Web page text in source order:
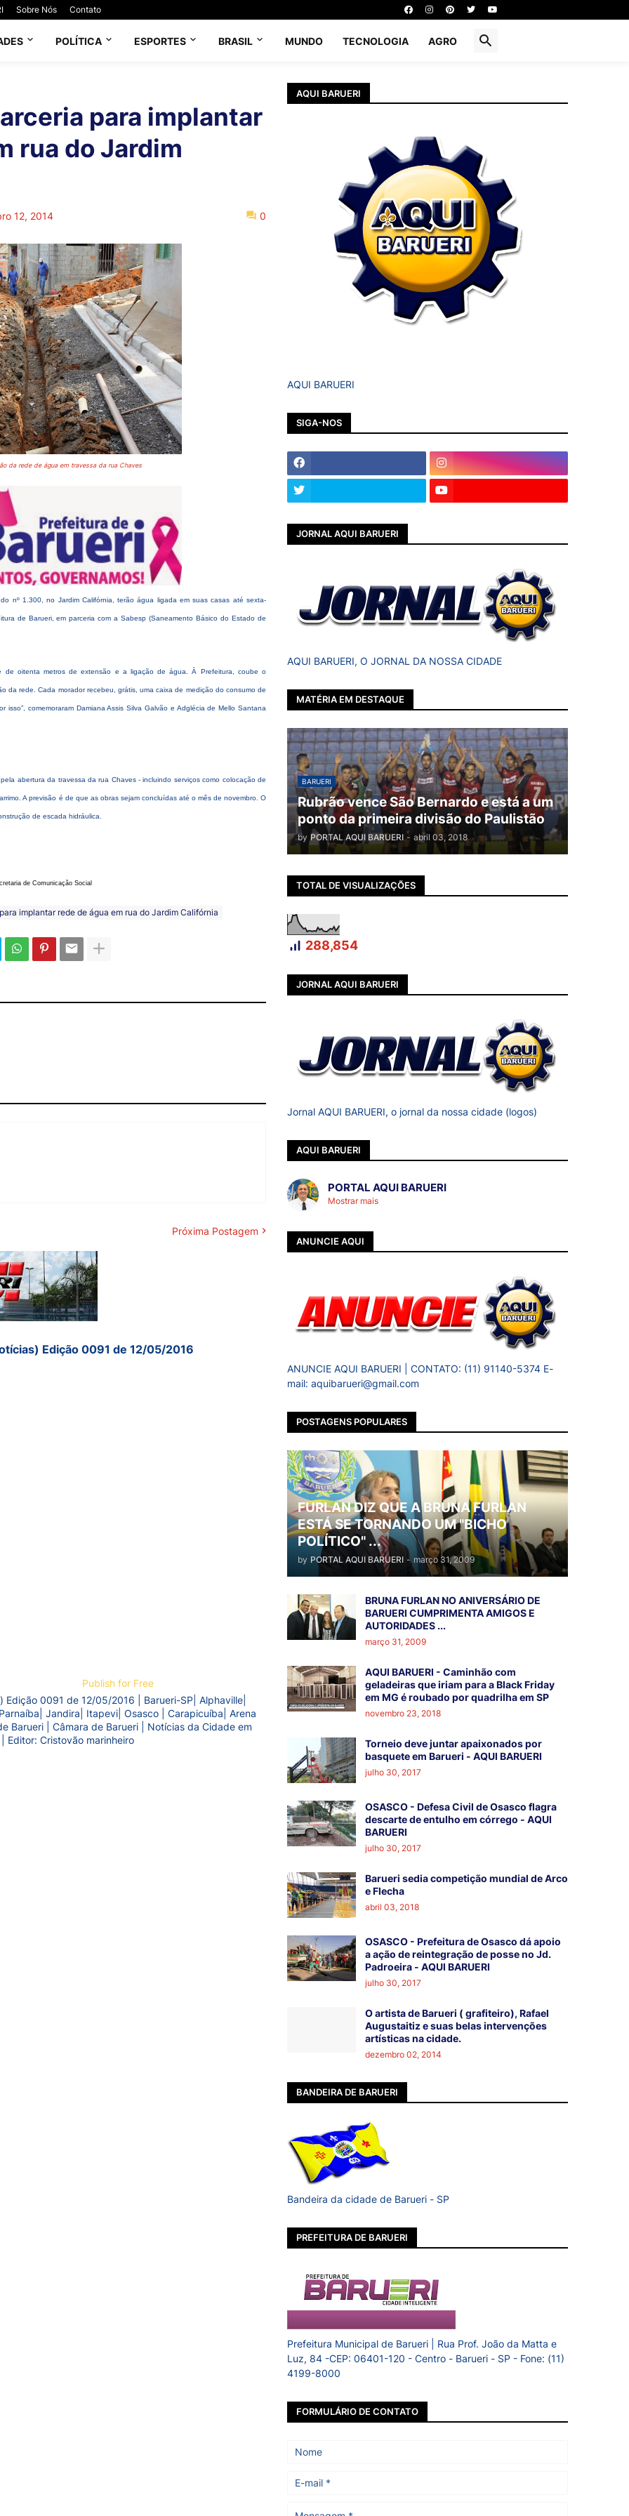
Sobre Nós Contato
POLÍTICA ESPORTES BRASIL MUNDO TECNOLOGIA AGRO
para implantar
rua do Jardim
12, 2014 0
da rede de água em travessa da rua Chaves
nº 1.300, no Jardim Califórnia, terão água ligada em suas casas até sexta-
de Barueri, em parceria com a Sabesp (Saneamento Básico do Estado de
de oitenta metros de extensão e a ligação de água. À Prefeitura, coube o
da rede. Cada morador recebeu, grátis, uma caixa de medição do consumo de
isso”, comemoraram Damiana Assis Silva Galvão e Adglécia de Mello Santana
abertura da travessa da rua Chaves - incluindo serviços como colocação de
A previsão é de que as obras sejam concluídas até o mês de novembro. O
de escada hidráulica.
de Comunicação Social
implantar rede de água em rua do Jardim Califórnia
Próxima Postagem
Edição 0091 de 12/05/2016
Publish for Free
Edição 0091 de 12/05/2016 | Barueri-SP| Alphaville|
Jandira| Itapevi| Osasco | Carapicuíba| Arena
Barueri | Câmara de Barueri | Notícias da Cidade em
Editor: Cristovão marinheiro
AQUI BARUERI
AQUI BARUERI
SIGA-NOS
JORNAL AQUI BARUERI
AQUI BARUERI, O JORNAL DA NOSSA CIDADE
MATÉRIA EM DESTAQUE
BARUERI
Rubrão vence São Bernardo e está a um
ponto da primeira divisão do Paulistão
by PORTAL AQUI BARUERI - abril 03, 2018
TOTAL DE VISUALIZAÇÕES
288,854
JORNAL AQUI BARUERI
Jornal AQUI BARUERI, o jornal da nossa cidade (logos)
AQUI BARUERI
PORTAL AQUI BARUERI
Mostrar mais
ANUNCIE AQUI
ANUNCIE AQUI BARUERI | CONTATO: (11) 91140-5374 E-
mail: aquibarueri@gmail.com
POSTAGENS POPULARES
FURLAN DIZ QUE A BRUNA FURLAN
ESTÁ SE TORNANDO UM "BICHO
POLÍTICO" ...
by PORTAL AQUI BARUERI - março 31, 2009
BRUNA FURLAN NO ANIVERSÁRIO DE
BARUERI CUMPRIMENTA AMIGOS E
AUTORIDADES ...
março 31, 2009
AQUI BARUERI - Caminhão com
geladeiras que iriam para a Black Friday
em MG é roubado por quadrilha em SP
novembro 23, 2018
Torneio deve juntar apaixonados por
basquete em Barueri - AQUI BARUERI
julho 30, 2017
OSASCO - Defesa Civil de Osasco flagra
descarte de entulho em córrego - AQUI
BARUERI
julho 30, 2017
Barueri sedia competição mundial de Arco
e Flecha
abril 03, 2018
OSASCO - Prefeitura de Osasco dá apoio
a ação de reintegração de posse no Jd.
Padroeira - AQUI BARUERI
julho 30, 2017
O artista de Barueri ( grafiteiro), Rafael
Augustaitiz e suas belas intervenções
artísticas na cidade.
dezembro 02, 2014
BANDEIRA DE BARUERI
Bandeira da cidade de Barueri - SP
PREFEITURA DE BARUERI
Prefeitura Municipal de Barueri | Rua Prof. João da Matta e
Luz, 84 -CEP: 06401-120 - Centro - Barueri - SP - Fone: (11)
4199-8000
FORMULÁRIO DE CONTATO